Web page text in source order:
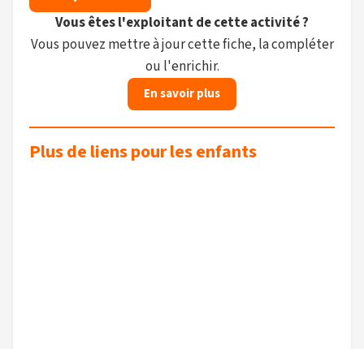
Vous êtes l'exploitant de cette activité ?
Vous pouvez mettre à jour cette fiche, la compléter
ou l'enrichir.
En savoir plus
Plus de liens pour les enfants